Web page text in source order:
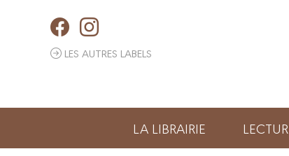
LES AUTRES LABELS
LA LIBRAIRIE